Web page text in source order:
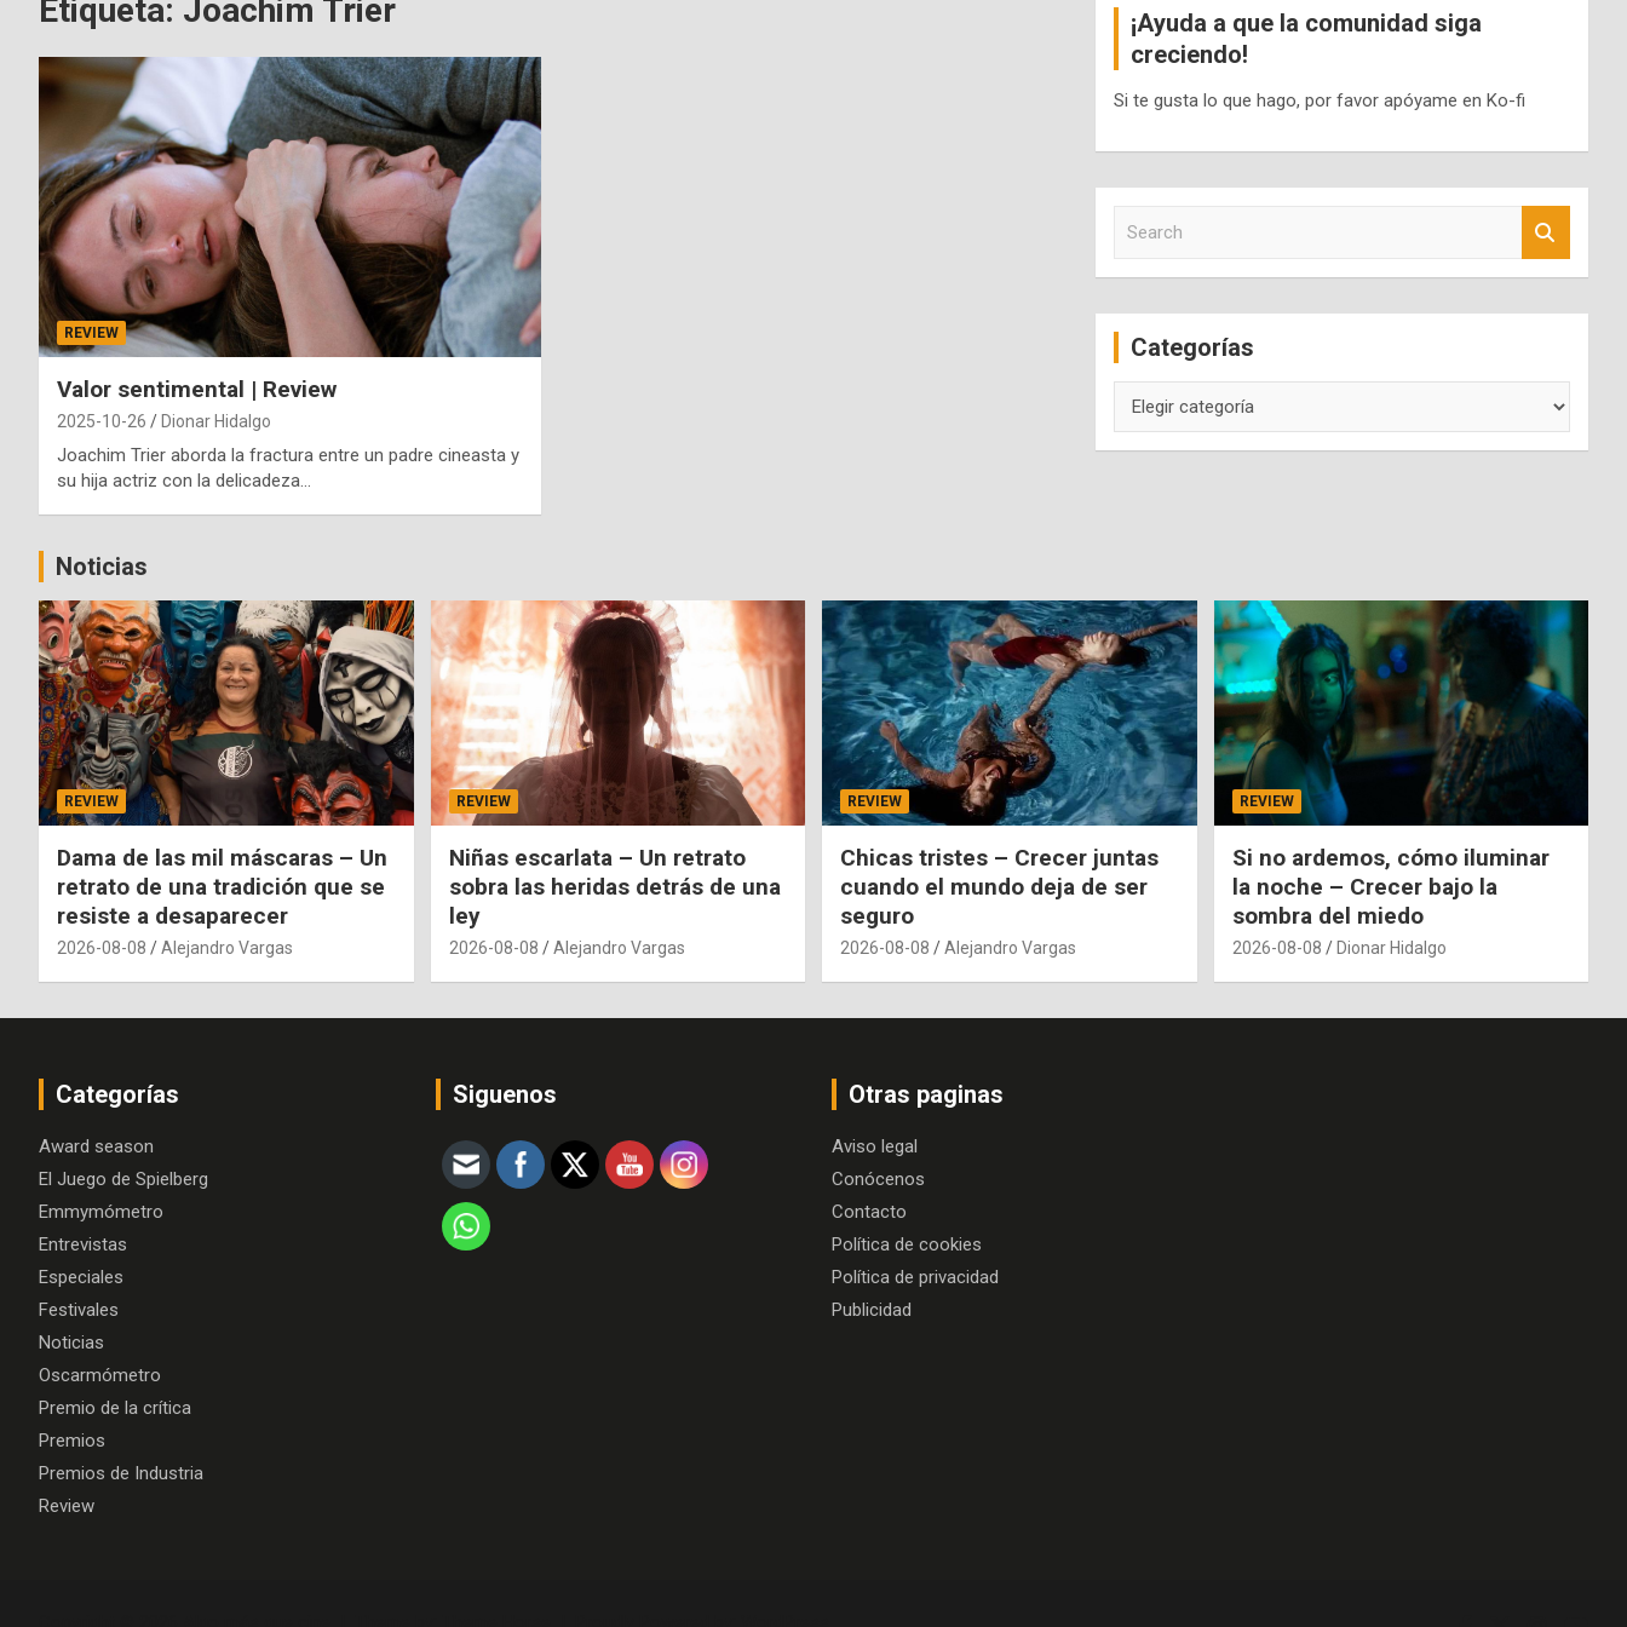
Etiqueta: Joachim Trier
REVIEW
Valor sentimental | Review
2025-10-26 Dionar Hidalgo
Joachim Trier aborda la fractura entre un padre cineasta y
su hija actriz con la delicadeza…
¡Ayuda a que la comunidad siga
creciendo!
Si te gusta lo que hago, por favor apóyame en Ko-fi
c
Categorías
Noticias
REVIEW
Dama de las mil máscaras – Un
retrato de una tradición que se
resiste a desaparecer
2026-08-08 Alejandro Vargas
REVIEW
Niñas escarlata – Un retrato
sobra las heridas detrás de una
ley
2026-08-08 Alejandro Vargas
REVIEW
Chicas tristes – Crecer juntas
cuando el mundo deja de ser
seguro
2026-08-08 Alejandro Vargas
REVIEW
Si no ardemos, cómo iluminar
la noche – Crecer bajo la
sombra del miedo
2026-08-08 Dionar Hidalgo
Categorías
Award season
El Juego de Spielberg
Emmymómetro
Entrevistas
Especiales
Festivales
Noticias
Oscarmómetro
Premio de la crítica
Premios
Premios de Industria
Review
Siguenos Otras paginas
Aviso legal
Conócenos
Contacto
Política de cookies
Política de privacidad
Publicidad